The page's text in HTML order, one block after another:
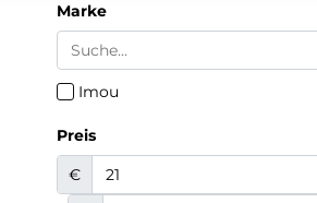
Marke
Imou
Preis
€